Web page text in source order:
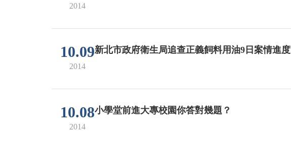
2014
10.09
2014
新北市政府衛生局追查正義飼料用油9日案情進度
10.08
2014
小學堂前進大專校園你答對幾題？